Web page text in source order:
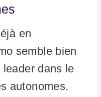
en
semble bien
dans le
autonomes.